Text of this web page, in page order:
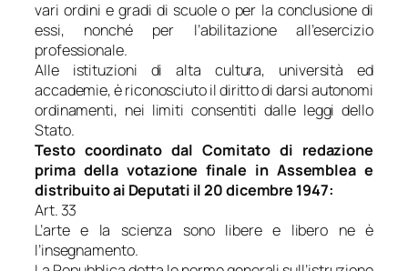
vari ordini e gradi di scuole o per la conclusione di
essi, nonché per l’abilitazione all’esercizio
professionale.
Alle istituzioni di alta cultura, università ed
accademie, è riconosciuto il diritto di darsi autonomi
ordinamenti, nei limiti consentiti dalle leggi dello
Stato.
Testo coordinato dal Comitato di redazione
prima della votazione finale in Assemblea e
distribuito ai Deputati il 20 dicembre 1947:
Art. 33
L’arte e la scienza sono libere e libero ne è
l’insegnamento.